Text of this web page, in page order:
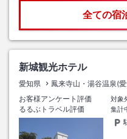
全ての宿
新城観光ホテル
愛知県 鳳来寺山・湯谷温泉(
お客様アンケート評価
対象
るるぶトラベル評価
集計